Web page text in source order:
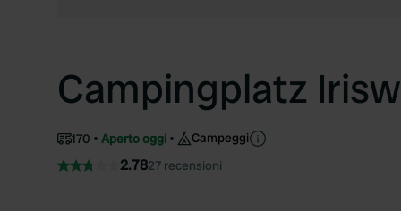
Campingplatz
170 Aperto oggi Campeggi
2.7827 recensioni